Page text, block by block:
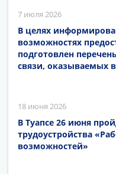
7 июля 2026
В целях
возможностях
подготовлен
связи, оказываемых
18 июня 2026
В Туапсе 26 июня
трудоустройства
возможностей»